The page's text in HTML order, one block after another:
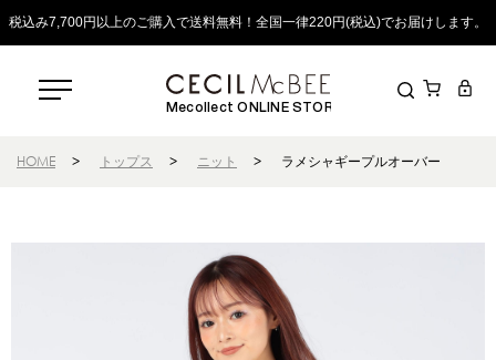
税込み7,700円以上のご購入で送料無料！全国一律220円(税込)でお届けします。
Mecollect ONLINE STORE
HOME > トップス > ニット > ラメシャギープルオーバー